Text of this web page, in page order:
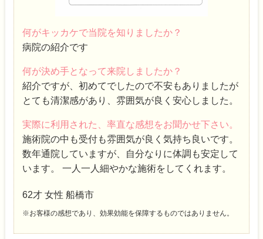
何がキッカケで当院を知りましたか？
病院の紹介です
何が決め手となって来院しましたか？
紹介ですが、初めてでしたので不安もありましたが
とても清潔感があり、雰囲気が良く安心しました。
実際に利用された、率直な感想をお聞かせ下さい。
施術院の中も受付も雰囲気が良く気持ち良いです。
数年通院していますが、自分なりに体調も安定して
います。 一人一人細やかな施術をしてくれます。
62才 女性 船橋市
※お客様の感想であり、効果効能を保障するものではありません。